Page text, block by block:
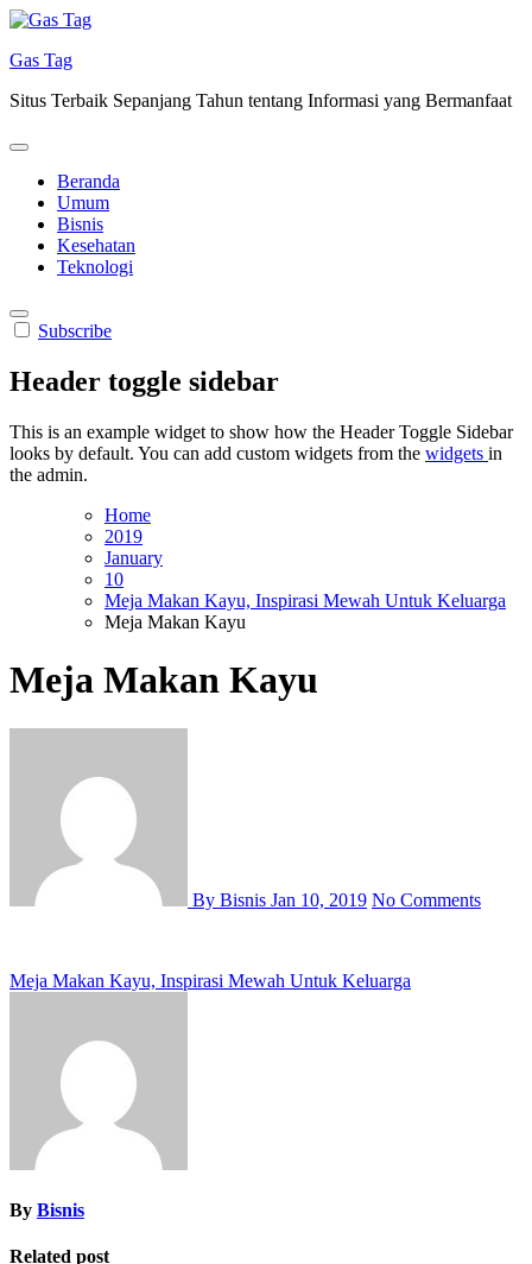
Skip
content
Gas Tag
Situs Terbaik Sepanjang Tahun tentang Informasi yang Bermanfaat
Beranda
Umum
Bisnis
Kesehatan
Teknologi
Subscribe
Header toggle sidebar
This is an example widget to show how the Header Toggle Sidebar
looks by default. You can add custom widgets from the widgets in
the admin.
Home
2019
January
10
Meja Makan Kayu, Inspirasi Mewah Untuk Keluarga
Meja Makan Kayu
Meja Makan Kayu
By Bisnis Jan 10, 2019 No Comments
Post
Meja Makan Kayu, Inspirasi Mewah Untuk Keluarga
By Bisnis
Related post